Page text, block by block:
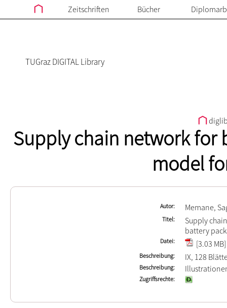
Zeitschriften Bücher
TUGraz DIGITAL Library
Supply chain network for
model
Autor Memane,
Titel
Supply
battery
Datei [3.03 MB]
Beschreibung IX, 128
Beschreibung
Zugriffsrechte